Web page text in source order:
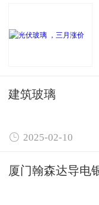
建筑玻璃
 2025-02-10
厦门翰森达导电